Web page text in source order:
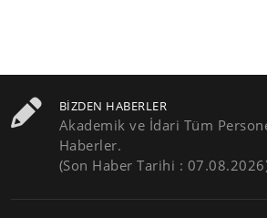
BIZDEN HABERLER
Akademik ve İdari Tüm
Haberler.
(Son Haber Tarihi :